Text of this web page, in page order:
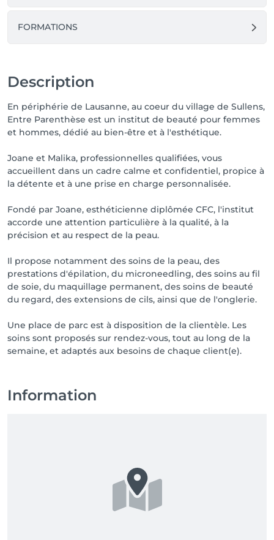
FORMATIONS
Description
En périphérie de Lausanne, au coeur du village de Sullens,
Entre Parenthèse est un institut de beauté pour femmes
et hommes, dédié au bien-être et à l'esthétique.
Joane et Malika, professionnelles qualifiées, vous
accueillent dans un cadre calme et confidentiel, propice à
la détente et à une prise en charge personnalisée.
Fondé par Joane, esthéticienne diplômée CFC, l'institut
accorde une attention particulière à la qualité, à la
précision et au respect de la peau.
Il propose notamment des soins de la peau, des
prestations d'épilation, du microneedling, des soins au fil
de soie, du maquillage permanent, des soins de beauté
du regard, des extensions de cils, ainsi que de l'onglerie.
Une place de parc est à disposition de la clientèle. Les
soins sont proposés sur rendez-vous, tout au long de la
Information